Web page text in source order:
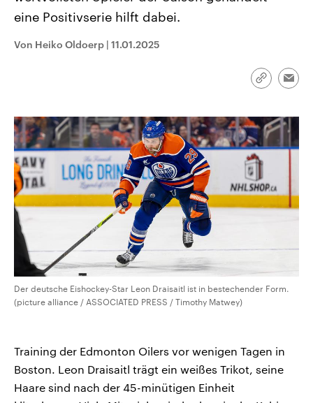
Sachsen-Anhalt wählt am 6.
September 2026 einen neuen
Bundesland von einer Koalition aus
CDU, SPD und FDP regiert.-
Wirtschaftlich und
Audio-Archiv
eine Positivserie hilft dabei.
Von Heiko Oldoerp | 11.01.2025
Link
Der deutsche Eishockey-Star Leon Draisaitl ist in bestechender Form.
(picture alliance / ASSOCIATED PRESS / Timothy Matwey)
Training der Edmonton Oilers vor wenigen Tagen in
Boston. Leon Draisaitl trägt ein weißes Trikot, seine
Haare sind nach der 45-minütigen Einheit